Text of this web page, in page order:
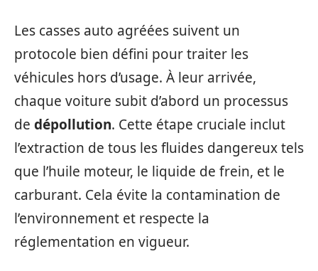
Les casses auto agréées suivent un
protocole bien défini pour traiter les
véhicules hors d’usage. À leur arrivée,
chaque voiture subit d’abord un processus
de dépollution. Cette étape cruciale inclut
l’extraction de tous les fluides dangereux tels
que l’huile moteur, le liquide de frein, et le
carburant. Cela évite la contamination de
l’environnement et respecte la
réglementation en vigueur.